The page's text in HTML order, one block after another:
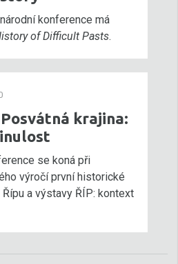
konference má
of Difficult Pasts.
krajina:
se koná při
výročí první historické
a výstavy ŘÍP: kontext